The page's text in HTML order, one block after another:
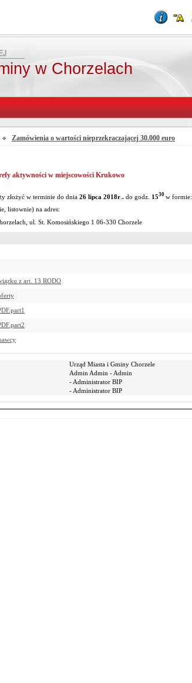
w Chorzelach
Zamówienia o wartości nieprzekraczającej 30.000 euro
aktywności w miejscowości Krukowo
złożyć w terminie do dnia 26 lipca 2018r . do godz. 1530 w formie:
listownie) na adres:
ul. St. Komosińskiego 1 06-330 Chorzele
z art. 13 RODO
Urząd Miasta i Gminy Chorzele
Admin Admin - Admin
- Administrator BIP
- Administrator BIP